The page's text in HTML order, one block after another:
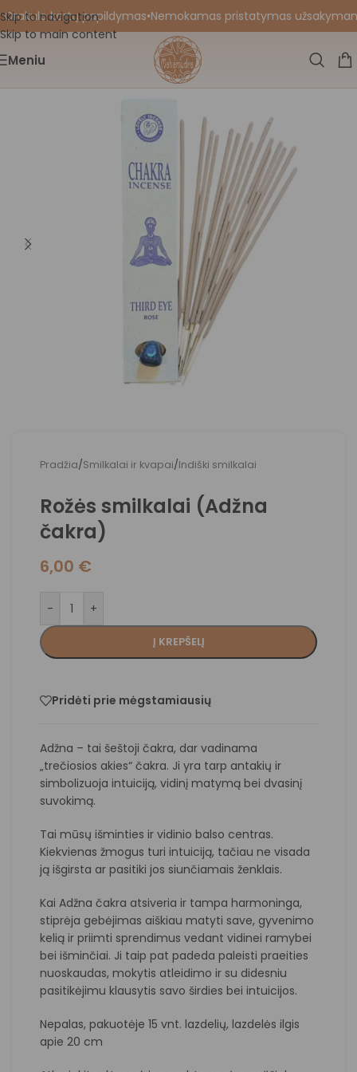
Skip to navigation
Skip to main content
kortų papildymas•Nemokamas pristatymas
Meniu
Pradžia/Smilkalai ir kvapai/Indiški smilkalai
Rožės smilkalai (Adžna
čakra)
6,00 €
- +
Į KREPŠELĮ
Pridėti prie mėgstamiausių
Adžna – tai šeštoji čakra, dar vadinama
„trečiosios akies“ čakra. Ji yra tarp antakių ir
simbolizuoja intuiciją, vidinį matymą bei dvasinį
suvokimą.
Tai mūsų išminties ir vidinio balso centras.
Kiekvienas žmogus turi intuiciją, tačiau ne visada
ją išgirsta ar pasitiki jos siunčiamais ženklais.
Kai Adžna čakra atsiveria ir tampa harmoninga,
stiprėja gebėjimas aiškiau matyti save, gyvenimo
kelią ir priimti sprendimus vedant vidinei ramybei
bei išminčiai. Ji taip pat padeda paleisti praeities
nuoskaudas, mokytis atleidimo ir su didesniu
pasitikėjimu klausytis savo širdies bei intuicijos.
Nepalas, pakuotėje 15 vnt. lazdelių, lazdelės ilgis
apie 20 cm